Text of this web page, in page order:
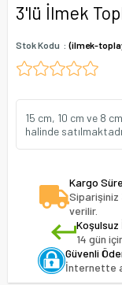
3'lü İlmek
Stok Kodu (ilmek-
15 cm, 10 cm ve 8
halinde
Kargo
Siparişiniz
verilir.
Koşulsuz
14 gün
Güvenli
İnternette